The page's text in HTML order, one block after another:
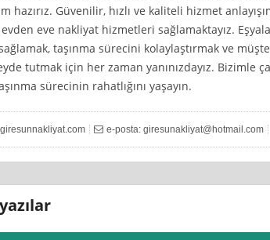
hazırız. Güvenilir, hızlı ve kaliteli hizmet
eve nakliyat hizmetleri sağlamaktayız.
sağlamak, taşınma sürecini kolaylaştırmak ve
tutmak için her zaman yanınızdayız. Bizimle
sürecinin rahatlığını yaşayın.
e-posta: giresunakliyat@hotmail.com